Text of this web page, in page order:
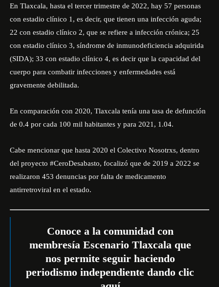
En Tlaxcala, hasta el tercer trimestre de 2022, hay 57 personas
con estadio clínico 1, es decir, que tienen una infección aguda;
22 con estadio clínico 2, que se refiere a infección crónica; 25
con estadio clínico 3, síndrome de inmunodeficiencia adquirida
(SIDA); 33 con estadio clínico 4, es decir que la capacidad del
cuerpo para combatir infecciones y enfermedades está
gravemente debilitada.
En comparación con 2020, Tlaxcala tenía una tasa de defunción
de 0.4 por cada 100 mil habitantes y para 2021, 1.04.
Cabe mencionar que hasta 2020 el Colectivo Nosotrxs, dentro
del proyecto #CeroDesabasto, focalizó que de 2019 a 2022 se
realizaron 453 denuncias por falta de medicamento
antirretroviral en el estado.
Conoce a la comunidad con
membresía Escenario Tlaxcala que
nos permite seguir haciendo
periodismo independiente dando clic